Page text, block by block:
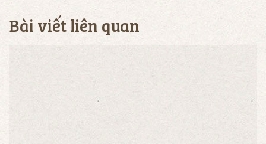
Bài viết liên quan